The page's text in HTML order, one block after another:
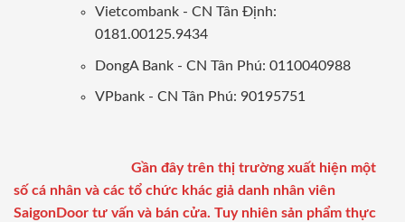
Vietcombank - CN Tân Định:
0181.00125.9434
DongA Bank - CN Tân Phú: 0110040988
VPbank - CN Tân Phú: 90195751
Gần đây trên thị trường xuất hiện một
số cá nhân và các tổ chức khác giả danh nhân viên
SaigonDoor tư vấn và bán cửa. Tuy nhiên sản phẩm thực